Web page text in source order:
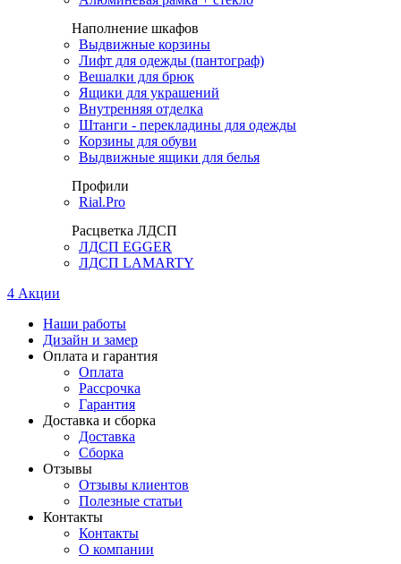
Наполнение шкафов
Выдвижные корзины
Лифт для одежды (пантограф)
Вешалки для брюк
Ящики для украшений
Внутренняя отделка
Штанги - перекладины для одежды
Корзины для обуви
Выдвижные ящики для белья
Профили
Rial.Pro
Расцветка ЛДСП
ЛДСП EGGER
ЛДСП LAMARTY
4 Акции
Наши работы
Дизайн и замер
Оплата и гарантия
Оплата
Рассрочка
Гарантия
Доставка и сборка
Доставка
Сборка
Отзывы
Отзывы клиентов
Полезные статьи
Контакты
Контакты
О компании